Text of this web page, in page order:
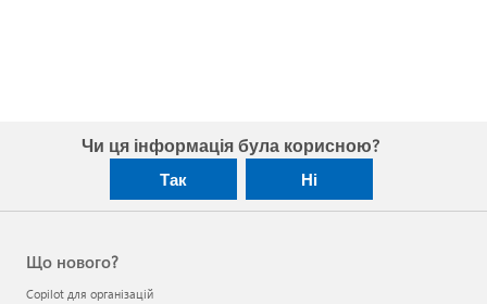
Чи ця інформація була корисною?
Так Ні
Що нового?
Copilot для організацій